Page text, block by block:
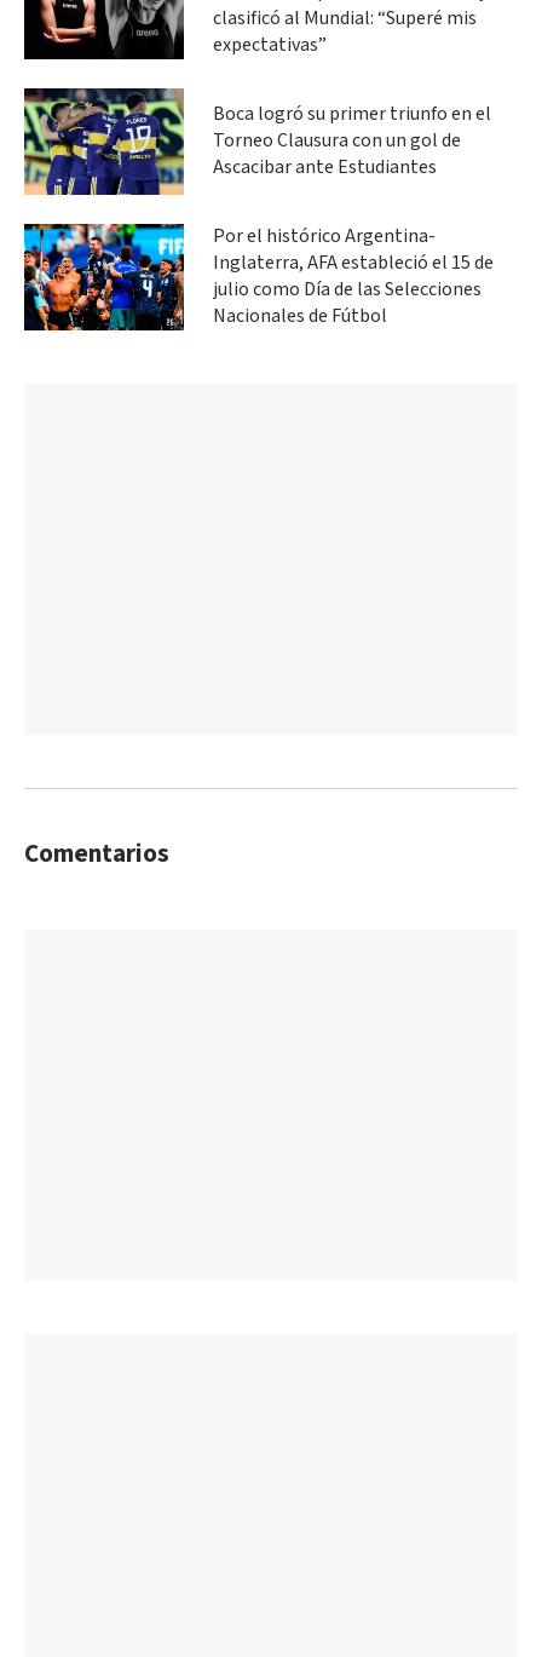
clasificó al Mundial: “Superé mis
expectativas”
Boca logró su primer triunfo en el
Torneo Clausura con un gol de
Ascacibar ante Estudiantes
Por el histórico Argentina-
Inglaterra, AFA estableció el 15 de
julio como Día de las Selecciones
Nacionales de Fútbol
Comentarios